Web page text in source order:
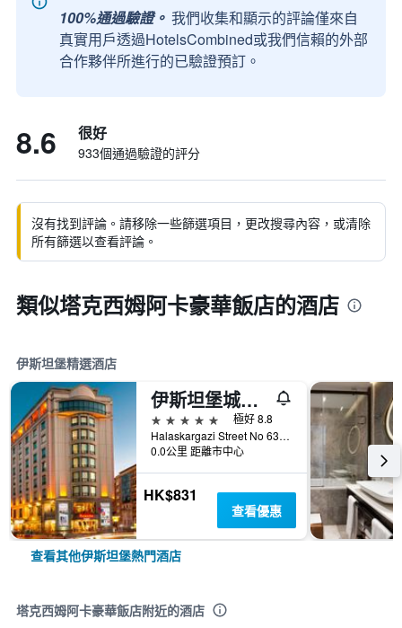
100%通過驗證。 我們收集和顯示的評論僅來自
真實用戶透過HotelsCombined或我們信賴的外部
合作夥伴所進行的已驗證預訂。
8.6 很好
933個通過驗證的評分
沒有找到評論。請移除一些篩選項目，更改搜尋內容，或清除
所有篩選以查看評論。
類似塔克西姆阿卡豪華飯店的酒店
伊斯坦堡精選酒店
伊斯坦堡城市中心華美達廣場酒店 - 伊斯坦堡
5星級
極好 8.8
Halaskargazi Street No 63, 伊斯坦堡, 土耳其
0.0公里 距離市中心
HK$831
查看優惠
查看其他伊斯坦堡熱門酒店
塔克西姆阿卡豪華飯店附近的酒店